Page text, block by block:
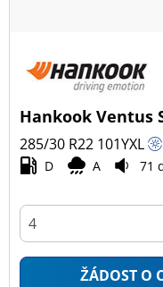
Hankook Ventus
285/30 R22 101YXL
D A 71
ŽÁDOST O